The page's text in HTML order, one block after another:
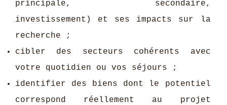
principale, secondaire,
investissement) et ses impacts sur la
recherche ;
cibler des secteurs cohérents avec
votre quotidien ou vos séjours ;
identifier des biens dont le potentiel
correspond réellement au projet